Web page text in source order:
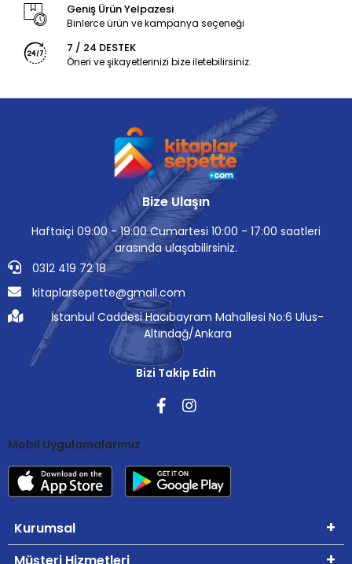
Geniş Ürün Yelpazesi
Binlerce ürün ve kampanya seçeneği
7 / 24 DESTEK
Öneri ve şikayetlerinizi bize iletebilirsiniz.
Bize Ulaşın
Haftaiçi 09:00 - 19:00 Cumartesi 10:00 - 17:00 saatleri
arasında ulaşabilirsiniz.
0312 419 72 18
kitaplarsepette@gmail.com
İstanbul Caddesi Hacıbayram Mahallesi No:6 Ulus-
Altındağ/Ankara
Bizi Takip Edin
Mobil Uygulamalarımız
Kurumsal
Müşteri Hizmetleri